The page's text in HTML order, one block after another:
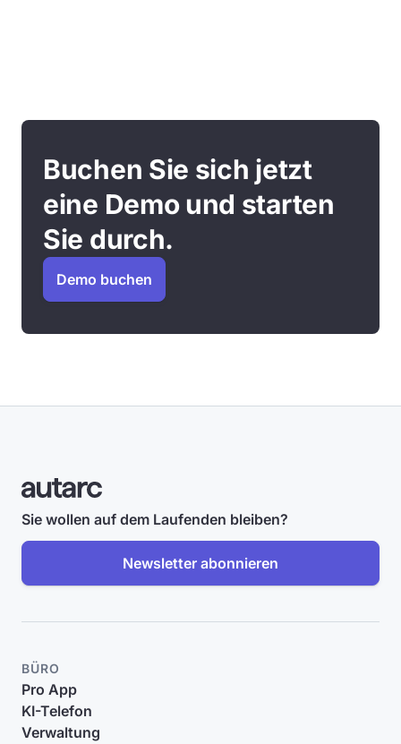
Buchen Sie sich jetzt
eine Demo und starten
Sie durch.
Demo buchen
Sie wollen auf dem Laufenden bleiben?
Newsletter abonnieren
BÜRO
Pro App
KI-Telefon
Verwaltung